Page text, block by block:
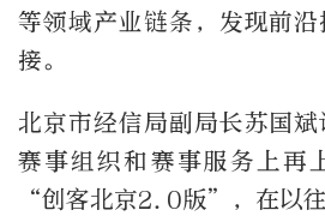
等领域产业链条，发现前
接。
北京市经信局副局长苏国
赛事组织和赛事服务上再
“创客北京2.0版”，在以